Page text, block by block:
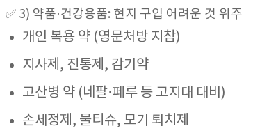
✅ 3) 약품·건강용품: 현지 구입 어려운 것 위주
개인 복용 약 (영문처방 지참)
지사제, 진통제, 감기약
고산병 약 (네팔·페루 등 고지대 대비)
손세정제, 물티슈, 모기 퇴치제